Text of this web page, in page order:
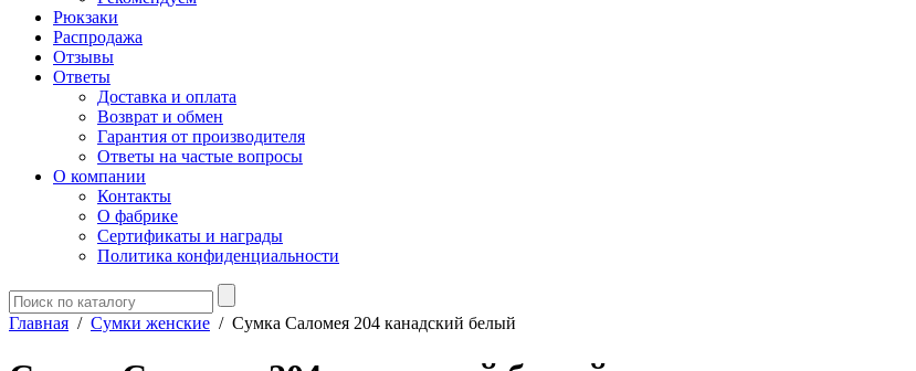
Рюкзаки
Распродажа
Отзывы
Ответы
Доставка и оплата
Возврат и обмен
Гарантия от производителя
Ответы на частые вопросы
О компании
Контакты
О фабрике
Сертификаты и награды
Политика конфиденциальности
Главная / Сумки женские / Сумка Саломея 204 канадский белый